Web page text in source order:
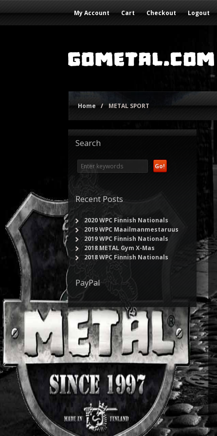
My Account Cart Checkout Logout
Home / METAL SPORT
Search
Recent Posts
2020 WPC Finnish Nationals
2019 WPC Maailmanmestaruus
2019 WPC Finnish Nationals
2018 METAL Gym X-Mas
2018 WPC Finnish Nationals
PayPal